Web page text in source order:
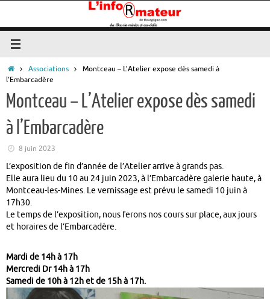
contenu
Accueil
Associations
Montceau – L’Atelier expose dès samedi à
l’Embarcadère
Montceau – L’Atelier expose dès samedi
à l’Embarcadère
8 juin 2023
L’exposition de fin d’année de l’Atelier arrive à grands pas.
Elle aura lieu du 10 au 24 juin 2023, à l’Embarcadère galerie haute, à
Montceau-les-Mines. Le vernissage est prévu le samedi 10 juin à
17h30.
Le temps de l’exposition, nous ferons nos cours sur place, aux jours
et horaires de l’Embarcadère.
Mardi de 14h à 17h
Mercredi Dr 14h à 17h
Samedi de 10h à 12h et de 15h à 17h.